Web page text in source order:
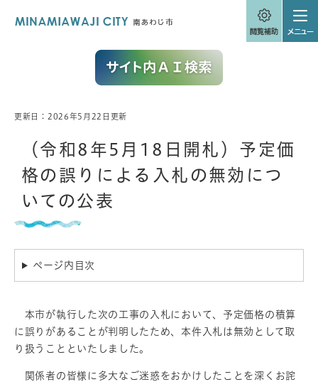
本
更新日：2026年5月22日更新
（令和8年5月18日開札）予定価
格の誤りによる入札の無効につ
いての公表
ページ内目次
本市が執行した次の工事の入札において、予定価格の積算
に誤りがあることが判明したため、本件入札は無効として取
り扱うことといたしました。​
関係者の皆様に多大なご迷惑をおかけしたことを深くお詫